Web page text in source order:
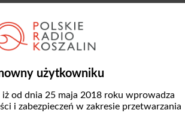
użytkowniku
iż od dnia 25 maja 2018 roku wprowadza
i zabezpieczeń w zakresie przetwarzania
z czego 400 tys. zł
z Urzędu
oraz
Wodnej w Szczecinie.